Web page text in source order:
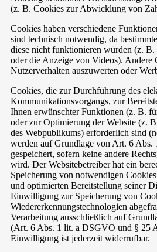
(z. B. Cookies zur Abwicklung von
Cookies haben verschiedene
sind technisch notwendig, da
diese nicht funktionieren würden (z.
oder die Anzeige von Videos). Andere
Nutzerverhalten auszuwerten oder
Cookies, die zur Durchführung des
Kommunikationsvorgangs, zur
Ihnen erwünschter Funktionen (z. B.
oder zur Optimierung der Website (z.
des Webpublikums) erforderlich sind
werden auf Grundlage von Art. 6
gespeichert, sofern keine andere
wird. Der Websitebetreiber hat ein
Speicherung von notwendigen
und optimierten Bereitstellung seiner
Einwilligung zur Speicherung von
Wiedererkennungstechnologien
Verarbeitung ausschließlich auf
(Art. 6 Abs. 1 lit. a DSGVO und § 25
Einwilligung ist jederzeit widerrufbar.